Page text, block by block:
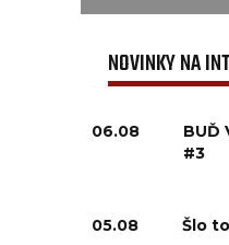
NOVINKY NA
06.08
BUĎ
#3
05.08 Šlo